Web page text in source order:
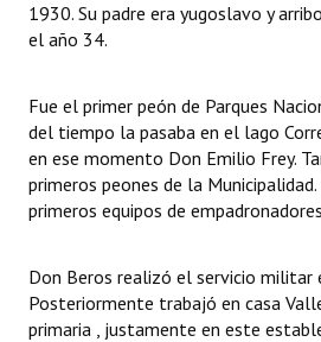
1930. Su padre era yugoslavo y
el año 34.
Fue el primer peón de Parques
del tiempo la pasaba en el lago
en ese momento Don Emilio Frey.
primeros peones de la
primeros equipos de
Don Beros realizó el servicio militar
Posteriormente trabajó en casa
primaria , justamente en este